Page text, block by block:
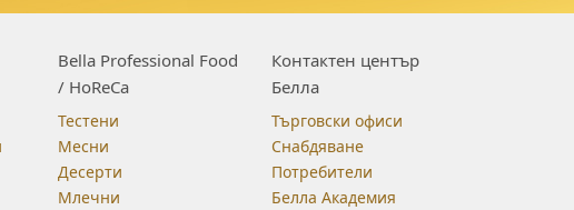
Bella Professional Food
/ HoReCa
Тестени
Месни
Десерти
Млечни
Контактен център
Белла
Търговски офиси
Снабдяване
Потребители
Белла Академия